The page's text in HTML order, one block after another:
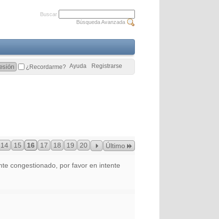
congestionado, por favor en intente
14 15 16 17 18 19 20 Último
Buscar
Búsqueda Avanzada
Registrarse
Ayuda
¿Recordarme?